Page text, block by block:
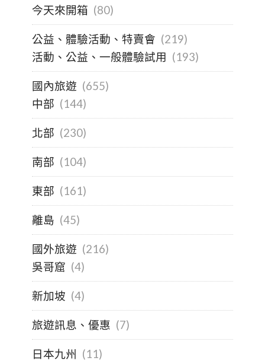
今天來開箱 (80)
公益、體驗活動、特賣會 (219)
活動、公益、一般體驗試用 (193)
國內旅遊 (655)
中部 (144)
北部 (230)
南部 (104)
東部 (161)
離島 (45)
國外旅遊 (216)
吳哥窟 (4)
新加坡 (4)
旅遊訊息、優惠 (7)
日本九州 (11)